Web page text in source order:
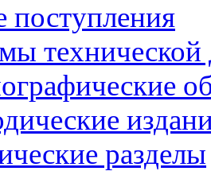
поступления
разделы